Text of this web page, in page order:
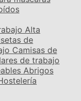
Alta
de
Camisas de
de trabajo
Abrigos